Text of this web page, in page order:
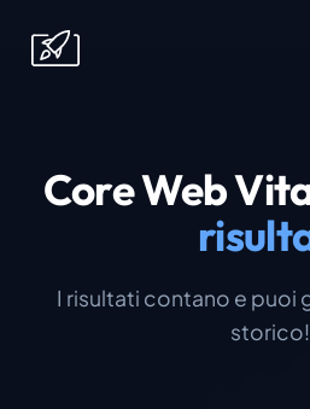
Core Web
I risultati contano e puoi
storico!